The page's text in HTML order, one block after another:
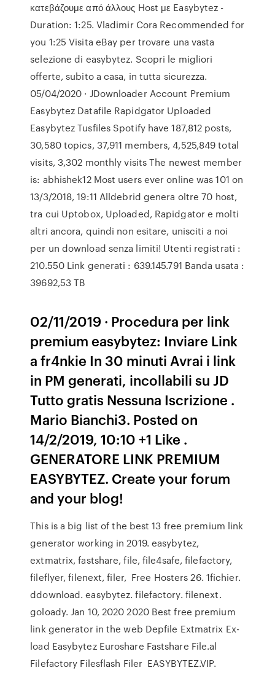
κατεβάζουμε από άλλους Host με Easybytez -
Duration: 1:25. Vladimir Cora Recommended for
you 1:25 Visita eBay per trovare una vasta
selezione di easybytez. Scopri le migliori
offerte, subito a casa, in tutta sicurezza.
05/04/2020 · JDownloader Account Premium
Easybytez Datafile Rapidgator Uploaded
Easybytez Tusfiles Spotify have 187,812 posts,
30,580 topics, 37,911 members, 4,525,849 total
visits, 3,302 monthly visits The newest member
is: abhishek12 Most users ever online was 101 on
13/3/2018, 19:11 Alldebrid genera oltre 70 host,
tra cui Uptobox, Uploaded, Rapidgator e molti
altri ancora, quindi non esitare, unisciti a noi
per un download senza limiti! Utenti registrati :
210.550 Link generati : 639.145.791 Banda usata :
39692,53 TB
02/11/2019 · Procedura per link
premium easybytez: Inviare Link
a fr4nkie In 30 minuti Avrai i link
in PM generati, incollabili su JD
Tutto gratis Nessuna Iscrizione .
Mario Bianchi3. Posted on
14/2/2019, 10:10 +1 Like .
GENERATORE LINK PREMIUM
EASYBYTEZ. Create your forum
and your blog!
This is a big list of the best 13 free premium link
generator working in 2019. easybytez,
extmatrix, fastshare, file, file4safe, filefactory,
fileflyer, filenext, filer, Free Hosters 26. 1fichier.
ddownload. easybytez. filefactory. filenext.
goloady. Jan 10, 2020 2020 Best free premium
link generator in the web Depfile Extmatrix Ex-
load Easybytez Euroshare Fastshare File.al
Filefactory Filesflash Filer EASYBYTEZ.VIP.